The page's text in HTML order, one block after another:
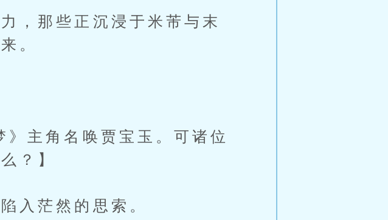
，那些正沉浸于米芾与末
。
》主角名唤贾宝玉。可诸位
？】
入茫然的思索。